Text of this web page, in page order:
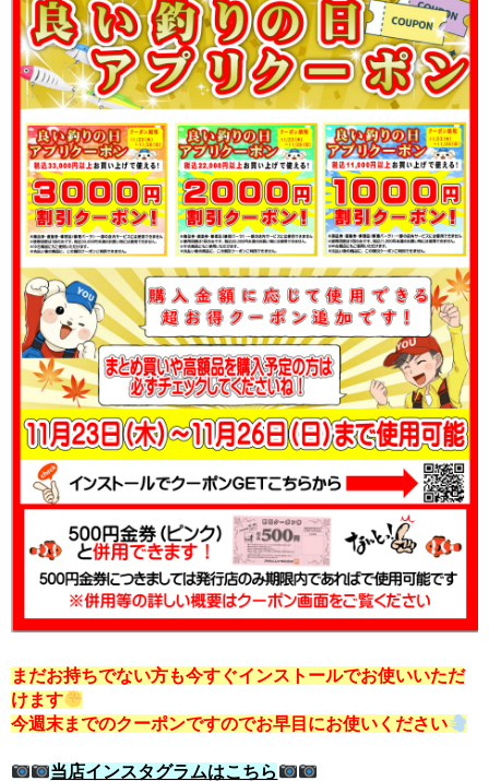
まだお持ちでない方も今すぐインストールでお使いいただ
けます
今週末までのクーポンですのでお早目にお使いください
当店インスタグラムはこちら